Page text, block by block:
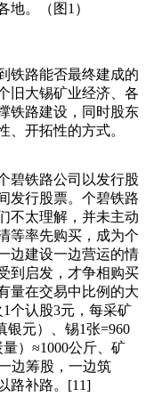
地。（图1）
铁路能否最终建成的
旧大锡矿业经济、各
铁路建设，同时股东
、开拓性的方式。
碧铁路公司以发行股
发行股票。个碧铁路
不太理解，并未主动
等率先购买，成为个
边建设一边营运的情
到启发，才争相购买
量在交易中比例的大
个认股3元，每采矿
银元）、锡1张=960
）≈1000公斤、矿
边筹股，一边筑
路补路。[11]